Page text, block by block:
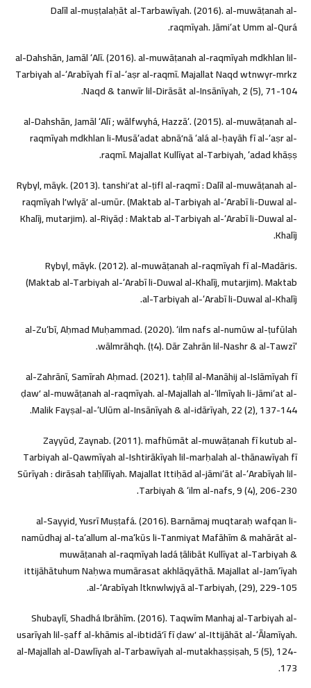
Dalīl al-muṣṭalaḥāt al-Tarbawīyah. (2016). al-muwāṭanah al-
raqmīyah. Jāmiʻat Umm al-Qurá.
al-Dahshān, Jamāl ʻAlī. (2016). al-muwāṭanah al-raqmīyah mdkhlan lil-
Tarbiyah al-ʻArabīyah fī al-ʻaṣr al-raqmī. Majallat Naqd wtnwyr-mrkz
Naqd & tanwīr lil-Dirāsāt al-Insānīyah, 2 (5), 71-104.
al-Dahshān, Jamāl ʻAlī ; wālfwyhá, Hazzāʻ. (2015). al-muwāṭanah al-
raqmīyah mdkhlan li-Musāʻadat abnāʼnā ʻalá al-ḥayāh fī al-ʻaṣr al-
raqmī. Majallat Kullīyat al-Tarbiyah, ʻadad khāṣṣ.
Rybyl, māyk. (2013). tanshiʼat al-ṭifl al-raqmī : Dalīl al-muwāṭanah al-
raqmīyah lʼwlyāʼ al-umūr. (Maktab al-Tarbiyah al-ʻArabī li-Duwal al-
Khalīj, mutarjim). al-Riyāḍ : Maktab al-Tarbiyah al-ʻArabī li-Duwal al-
Khalīj.
Rybyl, māyk. (2012). al-muwāṭanah al-raqmīyah fī al-Madāris.
(Maktab al-Tarbiyah al-ʻArabī li-Duwal al-Khalīj, mutarjim). Maktab
al-Tarbiyah al-ʻArabī li-Duwal al-Khalīj.
al-Zuʻbī, Aḥmad Muḥammad. (2020). ʻilm nafs al-numūw al-ṭufūlah
wālmrāhqh. (ṭ4). Dār Zahrān lil-Nashr & al-Tawzīʻ.
al-Zahrānī, Samīrah Aḥmad. (2021). taḥlīl al-Manāhij al-Islāmīyah fī
ḍawʼ al-muwāṭanah al-raqmīyah. al-Majallah al-ʻIlmīyah li-Jāmiʻat al-
Malik Fayṣal-al-ʻUlūm al-Insānīyah & al-idārīyah, 22 (2), 137-144.
Zayyūd, Zaynab. (2011). mafhūmāt al-muwāṭanah fī kutub al-
Tarbiyah al-Qawmīyah al-Ishtirākīyah lil-marḥalah al-thānawīyah fī
Sūrīyah : dirāsah taḥlīlīyah. Majallat Ittiḥād al-jāmiʻāt al-ʻArabīyah lil-
Tarbiyah & ʻilm al-nafs, 9 (4), 206-230.
al-Sayyid, Yusrī Muṣṭafá. (2016). Barnāmaj muqtaraḥ wafqan li-
namūdhaj al-taʻallum al-maʻkūs li-Tanmiyat Mafāhīm & mahārāt al-
muwāṭanah al-raqmīyah ladá ṭālibāt Kullīyat al-Tarbiyah &
ittijāhātuhum Naḥwa mumārasat akhlāqyāthā. Majallat al-Jamʻīyah
al-ʻArabīyah ltknwlwjyā al-Tarbiyah, (29), 229-105.
Shubaylī, Shadhá Ibrāhīm. (2016). Taqwīm Manhaj al-Tarbiyah al-
usarīyah lil-ṣaff al-khāmis al-ibtidāʼī fī ḍawʼ al-Ittijāhāt al-ʻĀlamīyah.
al-Majallah al-Dawlīyah al-Tarbawīyah al-mutakhaṣṣiṣah, 5 (5), 124-
173.